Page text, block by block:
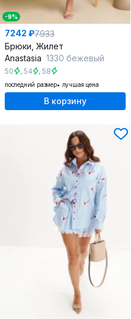
-9%
7242 ₽7933
Брюки, Жилет
Anastasia 1330 бежевый
50 , 54 , 58
последний размер лучшая цена
В корзину